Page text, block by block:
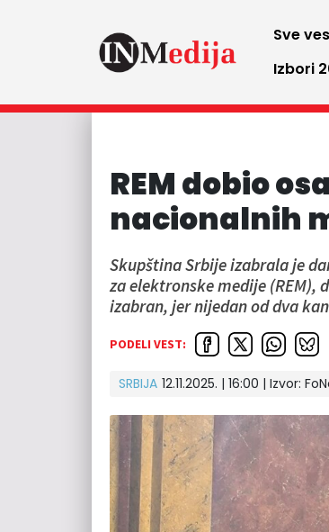
Sve
Izbori
REM dobio
nacionalnih
Skupština Srbije izabrala je
za elektronske medije
izabran, jer nijedan od dva
PODELI VEST:
SRBIJA 12.11.2025. | 16:00 | Izvor: